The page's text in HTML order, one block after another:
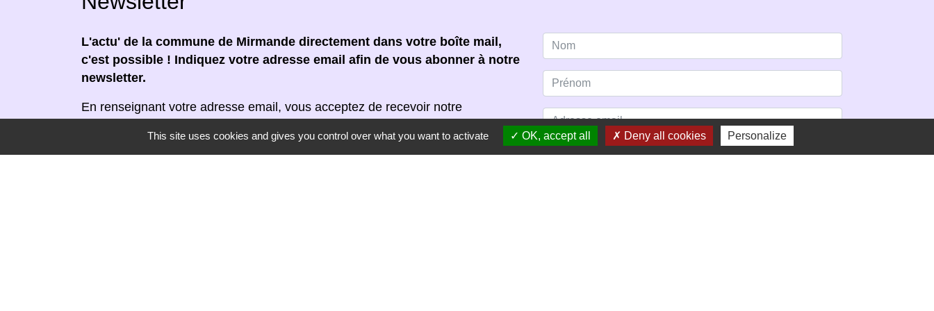
L'actu' de la commune de Mirmande directement dans votre boîte mail,
c'est possible ! Indiquez votre adresse email afin de vous abonner à notre
newsletter.
En renseignant votre adresse email, vous acceptez de recevoir notre
moment en cliquant dans un lien de désinscription dans chaque newsletter
This site uses cookies and gives you control over what you want to activate OK, accept all Deny all cookies Personalize